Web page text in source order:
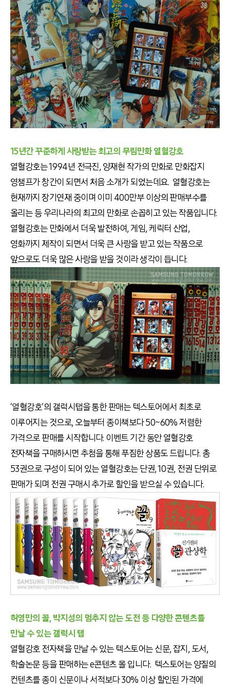
15년간 꾸준하게 사랑받는 최고의 무림만화 열혈강호
열혈강호는 1994년 전극진, 양재현 작가의 만화로 만화잡지
영챔프가 창간이 되면서 처음 소개가 되었는데요. 열혈강호는
현재까지 장기연재 중이며 이미 400만부 이상의 판매부수를
올리는 등 우리나라의 최고의 만화로 손꼽히고 있는 작품입니다.
열혈강호는 만화에서 더욱 발전하여, 게임, 케릭터 산업,
영화까지 제작이 되면서 더욱 큰 사랑을 받고 있는 작품으로
앞으로도 더욱 많은 사랑을 받을 것이라 생각이 듭니다.
‘열혈강호’의 갤럭시탭을 통한 판매는 텍스토어에서 최초로
이루어지는 것으로, 오늘부터 종이책보다 50~60% 저렴한
가격으로 판매를 시작합니다. 이벤트 기간 동안 열혈강호
전자책을 구매하시면 추첨을 통해 푸짐한 상품도 드립니다. 총
53권으로 구성이 되어 있는 열혈강호는 단권, 10권, 전권 단위로
판매가 되며 전권 구매시 추가로 할인을 받으실 수 있습니다.
허영만의 꼴, 박지성의 멈추지 않는 도전 등 다양한 콘텐츠를
만날 수 있는 갤럭시 탭
열혈강호 전자책을 만날 수 있는 텍스토어는 신문, 잡지, 도서,
학술논문 등을 판매하는 e콘텐츠 몰 입니다. 텍스토어는 양질의
컨텐츠를 종이 신문이나 서적보다 30% 이상 할인된 가격에